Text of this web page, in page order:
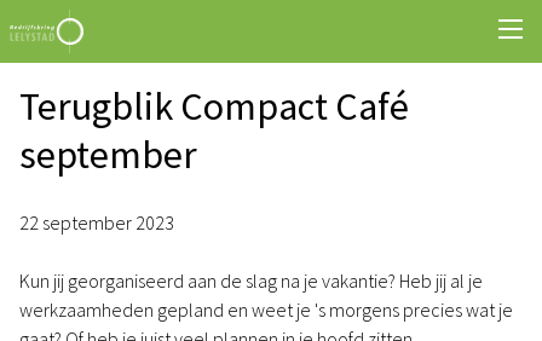
Terugblik Compact Café
september
22 september 2023
Kun jij georganiseerd aan de slag na je vakantie? Heb jij al je
werkzaamheden gepland en weet je 's morgens precies wat je